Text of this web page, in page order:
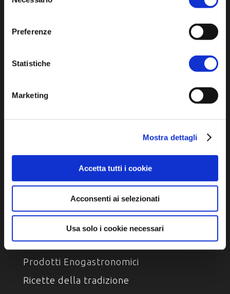
Preferenze
Statistiche
Marketing
Mostra dettagli
Accetta tutti i cookie
Acconsenti ai selezionati
Usa solo i cookie necessari
SCOPRI
Ambiente e natura
Personaggi, storia e tradizioni
ASSAPORA
Luoghi del gusto
Prodotti Enogastronomici
Ricette della tradizione